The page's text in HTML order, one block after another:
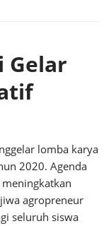
Gelar
lomba karya
2020. Agenda
agropreneur
seluruh siswa